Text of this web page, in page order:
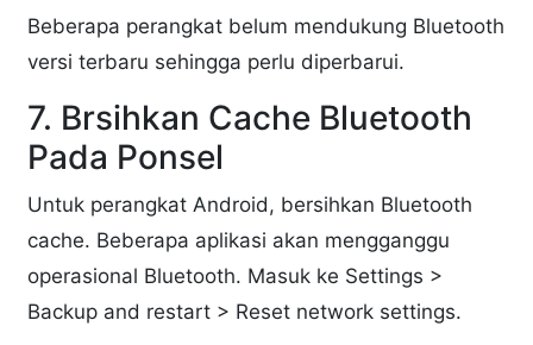
Beberapa perangkat belum mendukung Bluetooth
versi terbaru sehingga perlu diperbarui.
7. Brsihkan Cache Bluetooth
Pada Ponsel
Untuk perangkat Android, bersihkan Bluetooth
cache. Beberapa aplikasi akan mengganggu
operasional Bluetooth. Masuk ke Settings >
Backup and restart > Reset network settings.